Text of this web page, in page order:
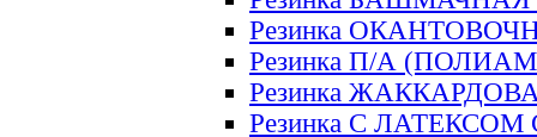
Резинка
Резинка П/А
Резинка
Резинка С ЛАТЕКСОМ